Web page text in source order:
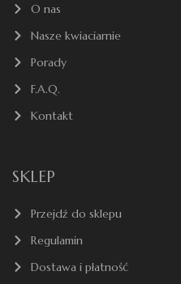
O nas
Nasze kwiaciarnie
Porady
F.A.Q.
Kontakt
SKLEP
Przejdź do sklepu
Regulamin
Dostawa i płatność